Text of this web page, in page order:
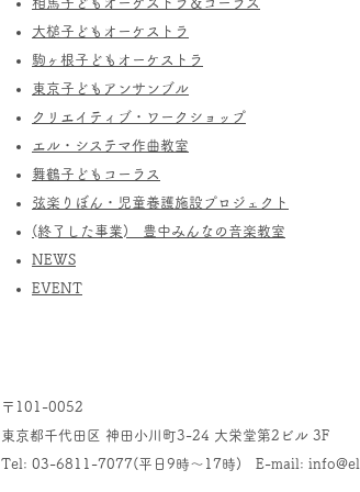
​大槌子どもオーケストラ
駒ヶ根子どもオーケストラ
​東京子どもアンサンブル
​クリエイティブ・ワークショップ
エル・システマ作曲教室
​舞鶴子どもコーラス
​​弦楽りぼん・児童養護施設プロジェクト
(終了した事業) ​豊中みんなの音楽教室
​NEWS
​EVENT
〒101-0052
東京都千代田区 神田小川町3-24 大栄堂第2ビル 3F
Tel: 03-6811-7077(平日9時～17時) E-mail: